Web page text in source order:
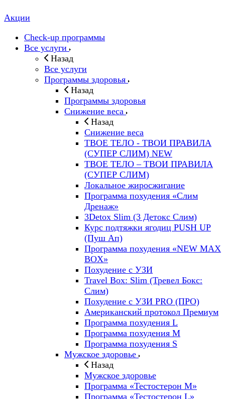
Акции
Check-up программы
Все услуги
Назад
Все услуги
Программы здоровья
Назад
Программы здоровья
Снижение веса
Назад
Снижение веса
ТВОЕ ТЕЛО - ТВОИ ПРАВИЛА
(СУПЕР СЛИМ) NEW
ТВОЕ ТЕЛО – ТВОИ ПРАВИЛА
(СУПЕР СЛИМ)
Локальное жиросжигание
Программа похудения «Слим
Дренаж»
3Detox Slim (3 Детокс Слим)
Курс подтяжки ягодиц PUSH UP
(Пуш Ап)
Программа похудения «NEW MAX
BOX»
Похудение с УЗИ
Travel Box: Slim (Тревел Бокс:
Слим)
Похудение с УЗИ PRO (ПРО)
Американский протокол Премиум
Программа похудения L
Программа похудения M
Программа похудения S
Мужское здоровье
Назад
Мужское здоровье
Программа «Тестостерон M»
Программа «Тестостерон L»